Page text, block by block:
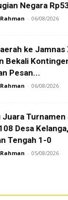
Negara
- 06/08/2026
ke Jamnas
Bekali
Pesan...
- 06/08/2026
Juara Turnamen
Desa Kelanga,
Tengah 1-0
- 05/08/2026